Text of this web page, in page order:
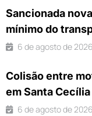
Sancionada
mínimo do
6 de agosto de 2026
Colisão entre
em Santa Cecília
6 de agosto de 2026